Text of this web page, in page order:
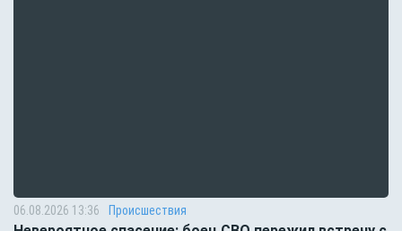
06.08.2026 13:36 Происшествия